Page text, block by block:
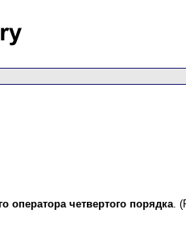
оператора четвертого порядка.